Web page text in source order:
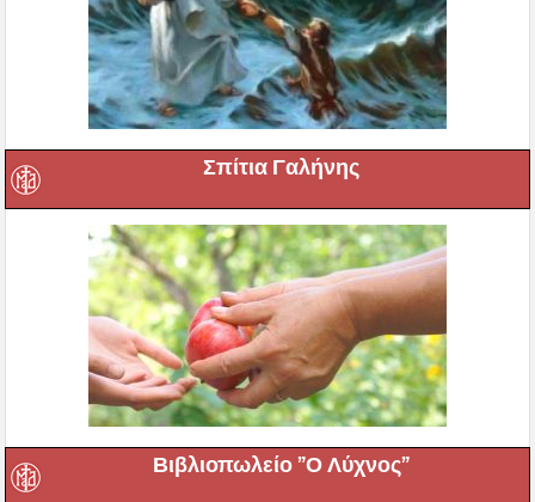
Σπίτια Γαλήνης
Βιβλιοπωλείο ”Ο Λύχνος”